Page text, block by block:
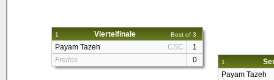
1 Viertelfinale Best of 3
Payam Tazeh CSC
1
Freilos
0 1
Payam Tazeh